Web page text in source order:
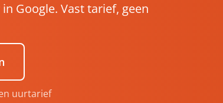
Google. Vast tarief, geen
uurtarief